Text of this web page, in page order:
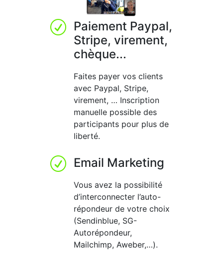
R Paiement Paypal,
Stripe, virement,
chèque...
Faites payer vos clients
avec Paypal, Stripe,
virement, … Inscription
manuelle possible des
participants pour plus de
liberté.
R Email Marketing
Vous avez la possibilité
d’interconnecter l’auto-
répondeur de votre choix
(Sendinblue, SG-
Autorépondeur,
Mailchimp, Aweber,…).